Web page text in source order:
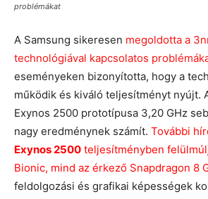
problémákat
A Samsung sikeresen megoldotta a
technológiával kapcsolatos
eseményeken bizonyította, hogy a
működik és kiváló teljesítményt nyújt.
Exynos 2500 prototípusa 3,20 GHz
nagy eredménynek számít. További
Exynos 2500 teljesítményben
Bionic, mind az érkező Snapdragon 8
feldolgozási és grafikai képességek